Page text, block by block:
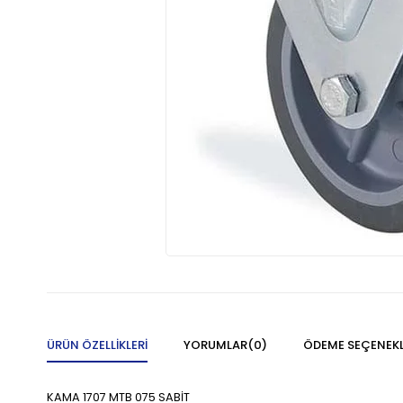
ÜRÜN ÖZELLIKLERI YORUMLAR(0) ÖDEME
KAMA 1707 MTB 075 SABİT